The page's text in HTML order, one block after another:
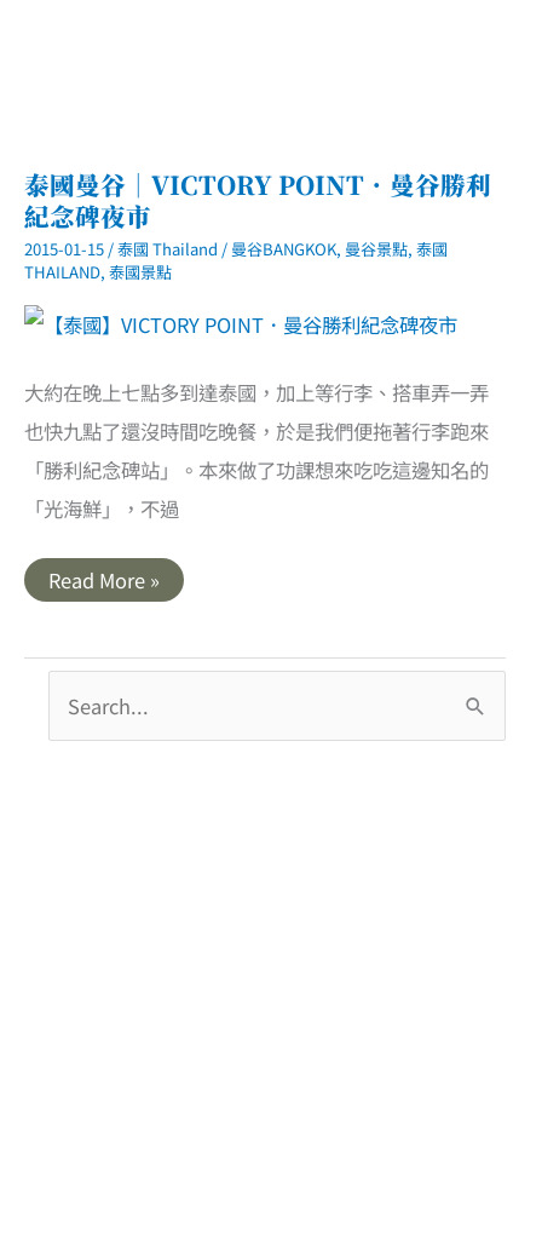
泰國曼谷｜VICTORY POINT．曼谷勝利
紀念碑夜市
2015-01-15 /泰國 Thailand / 曼谷BANGKOK, 曼谷景點, 泰國
THAILAND, 泰國景點
大約在晚上七點多到達泰國，加上等行李、搭車弄一弄
也快九點了還沒時間吃晚餐，於是我們便拖著行李跑來
「勝利紀念碑站」。本來做了功課想來吃吃這邊知名的
「光海鮮」，不過
泰
國
｜
VICTORY
POINT．
谷
Read More »